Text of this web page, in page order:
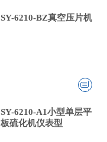
SY-6210-BZ真空压片机
SY-6210-A1小型单层平
板硫化机仪表型